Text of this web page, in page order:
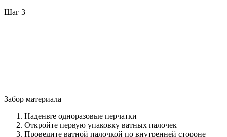
Шаг 3
Забор материала
Наденьте одноразовые перчатки
Откройте первую упаковку ватных палочек
Проведите ватной палочкой по внутренней стороне